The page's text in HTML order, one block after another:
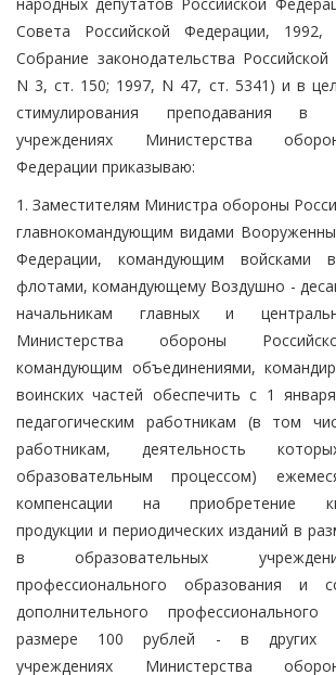
Совета Российской Федерации,
Собрание законодательства
N 3, ст. 150; 1997, N 47, ст. 5341) и в
стимулирования преподавания в
учреждениях Министерства
Федерации приказываю:
1. Заместителям Министра обороны
главнокомандующим видами
Федерации, командующим войсками
флотами, командующему Воздушно -
начальникам главных и
Министерства обороны
командующим объединениями,
воинских частей обеспечить с 1
педагогическим работникам (в том
работникам, деятельность
образовательным процессом)
компенсации на приобретение
продукции и периодических изданий в
в образовательных
профессионального образования и
дополнительного
размере 100 рублей - в других
учреждениях Министерства